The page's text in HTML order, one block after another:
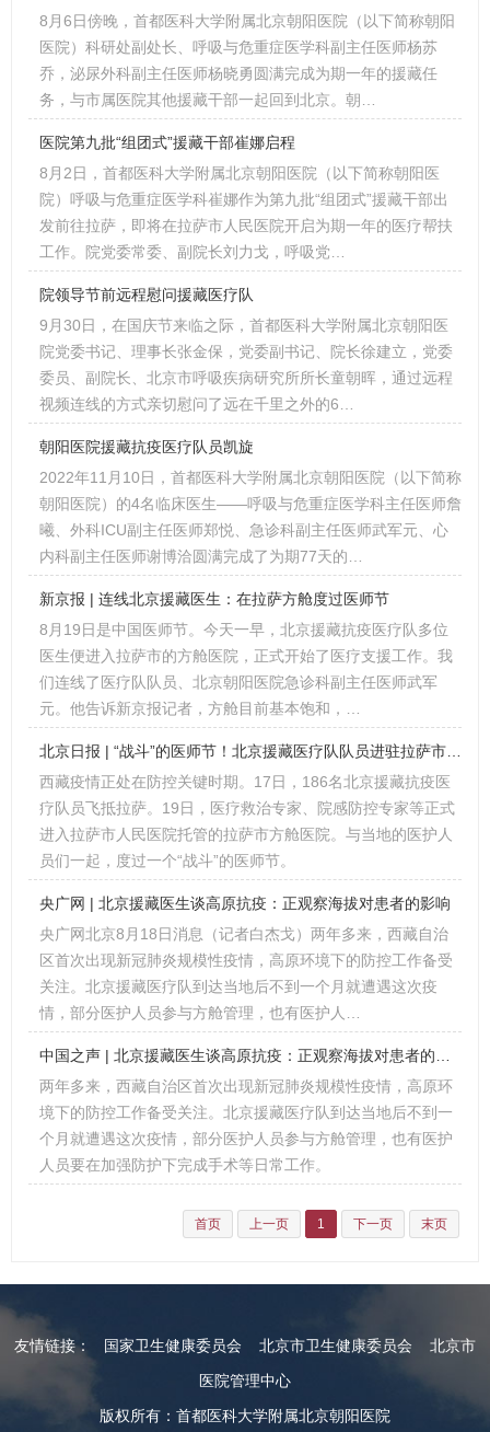
8月6日傍晚，首都医科大学附属北京朝阳医院（以下简称朝阳
医院）科研处副处长、呼吸与危重症医学科副主任医师杨苏
乔，泌尿外科副主任医师杨晓勇圆满完成为期一年的援藏任
务，与市属医院其他援藏干部一起回到北京。朝…
医院第九批“组团式”援藏干部崔娜启程
8月2日，首都医科大学附属北京朝阳医院（以下简称朝阳医
院）呼吸与危重症医学科崔娜作为第九批“组团式”援藏干部出
发前往拉萨，即将在拉萨市人民医院开启为期一年的医疗帮扶
工作。院党委常委、副院长刘力戈，呼吸党…
院领导节前远程慰问援藏医疗队
9月30日，在国庆节来临之际，首都医科大学附属北京朝阳医
院党委书记、理事长张金保，党委副书记、院长徐建立，党委
委员、副院长、北京市呼吸疾病研究所所长童朝晖，通过远程
视频连线的方式亲切慰问了远在千里之外的6…
朝阳医院援藏抗疫医疗队员凯旋
2022年11月10日，首都医科大学附属北京朝阳医院（以下简称
朝阳医院）的4名临床医生——呼吸与危重症医学科主任医师詹
曦、外科ICU副主任医师郑悦、急诊科副主任医师武军元、心
内科副主任医师谢博洽圆满完成了为期77天的…
新京报 | 连线北京援藏医生：在拉萨方舱度过医师节
8月19日是中国医师节。今天一早，北京援藏抗疫医疗队多位
医生便进入拉萨市的方舱医院，正式开始了医疗支援工作。我
们连线了医疗队队员、北京朝阳医院急诊科副主任医师武军
元。他告诉新京报记者，方舱目前基本饱和，…
西藏疫情正处在防控关键时期。17日，186名北京援藏抗疫医
疗队员飞抵拉萨。19日，医疗救治专家、院感防控专家等正式
进入拉萨市人民医院托管的拉萨市方舱医院。与当地的医护人
员们一起，度过一个“战斗”的医师节。
央广网 | 北京援藏医生谈高原抗疫：正观察海拔对患者的影响
央广网北京8月18日消息（记者白杰戈）两年多来，西藏自治
区首次出现新冠肺炎规模性疫情，高原环境下的防控工作备受
关注。北京援藏医疗队到达当地后不到一个月就遭遇这次疫
情，部分医护人员参与方舱管理，也有医护人…
两年多来，西藏自治区首次出现新冠肺炎规模性疫情，高原环
境下的防控工作备受关注。北京援藏医疗队到达当地后不到一
个月就遭遇这次疫情，部分医护人员参与方舱管理，也有医护
人员要在加强防护下完成手术等日常工作。
首页 上一页 1 下一页 末页
友情链接： 国家卫生健康委员会 北京市卫生健康委员会
北京市
医院管理中心
版权所有：首都医科大学附属北京朝阳医院